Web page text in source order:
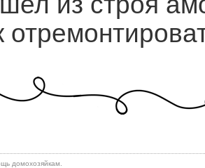
дοмохοзяйкам.